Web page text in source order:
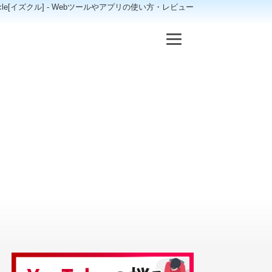
イズクル] - Webツールやアプリの使い方・レビュー